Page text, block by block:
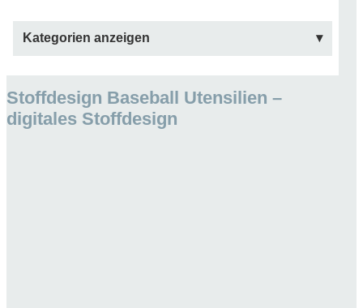
Kategorien anzeigen
Stoffdesign Baseball Utensilien –
digitales Stoffdesign